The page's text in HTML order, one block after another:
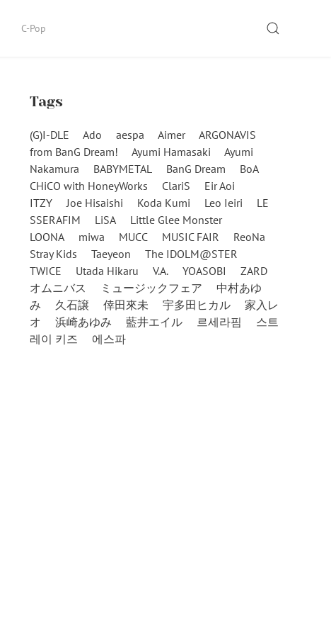
C-Pop SEARCH
Tags
(G)I-DLE Ado aespa Aimer
ARGONAVIS
from BanG Dream!
Ayumi Hamasaki
Ayumi
Nakamura
BABYMETAL BanG Dream
BoA
CHiCO with HoneyWorks
ClariS
Eir Aoi
ITZY
Joe Hisaishi Koda Kumi Leo Ieiri
LE
SSERAFIM
LiSA
Little Glee Monster
LOONA
miwa MUCC MUSIC FAIR
ReoNa
Stray Kids
Taeyeon
The IDOLM@STER
TWICE
Utada Hikaru V.A. YOASOBI
ZARD
オムニバス
ミュージックフェア
中村あゆ
み
久石譲 倖田來未 宇多田ヒカル
家入レ
オ
浜崎あゆみ 藍井エイル 르세라핌
스트
레이 키즈
에스파